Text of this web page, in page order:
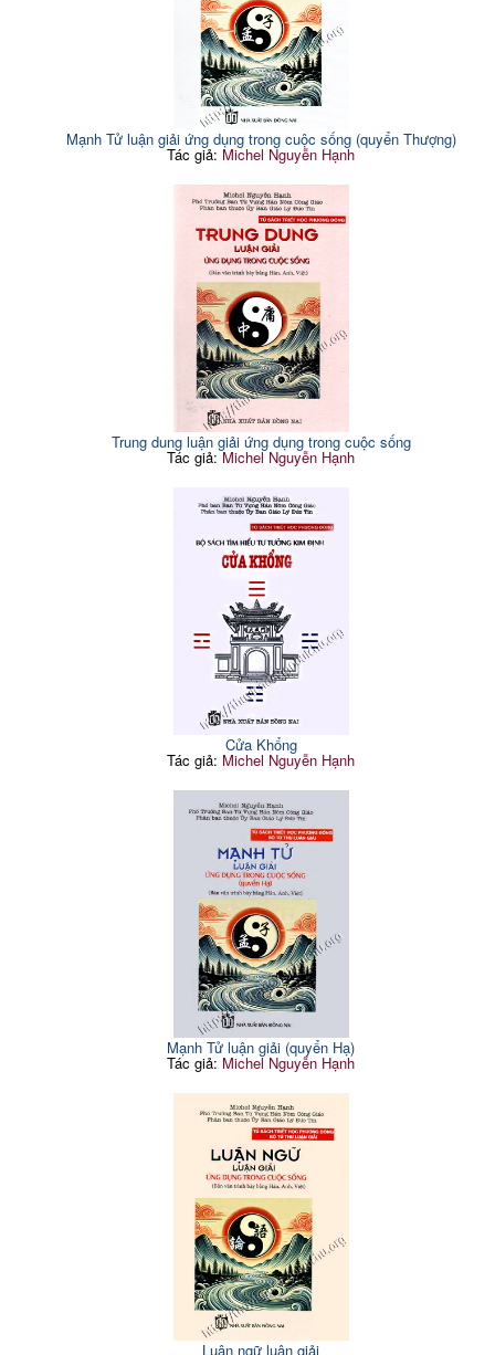
Mạnh Tử luận giải ứng dụng trong cuộc sống (quyển Thượng)
Tác giả: Michel Nguyễn Hạnh
Trung dung luận giải ứng dụng trong cuộc sống
Tác giả:Michel Nguyễn Hạnh
Cửa Khổng
Tác giả: Michel Nguyễn Hạnh
Mạnh Tử luận giải (quyển Hạ)
Tác giả: Michel Nguyễn Hạnh
Luận ngữ luận giải